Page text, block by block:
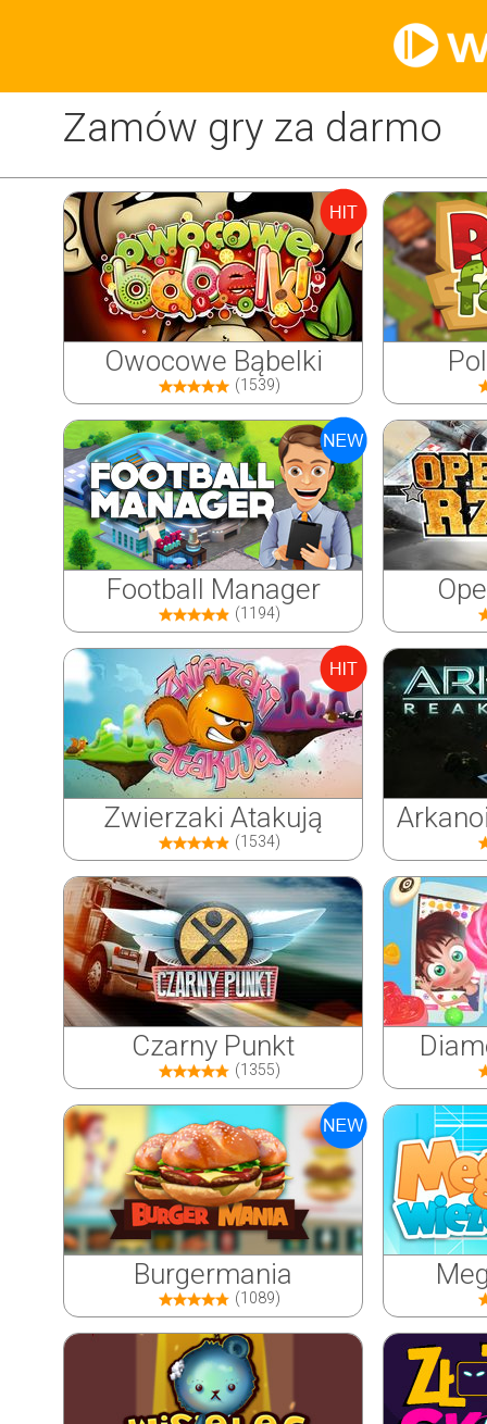
Zamów gry za darmo
Owocowe Bąbelki
(1539)
Football Manager
(1194)
Zwierzaki Atakują
(1534)
Czarny Punkt
(1355)
Burgermania
(1089)